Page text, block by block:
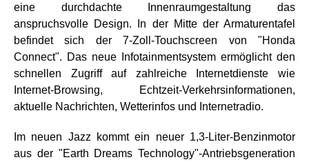
eine durchdachte Innenraumgestaltung das
anspruchsvolle Design. In der Mitte der Armaturentafel
befindet sich der 7-Zoll-Touchscreen von "Honda
Connect". Das neue Infotainmentsystem ermöglicht den
schnellen Zugriff auf zahlreiche Internetdienste wie
Internet-Browsing, Echtzeit-Verkehrsinformationen,
aktuelle Nachrichten, Wetterinfos und Internetradio.
Im neuen Jazz kommt ein neuer 1,3-Liter-Benzinmotor
aus der "Earth Dreams Technology"-Antriebsgeneration